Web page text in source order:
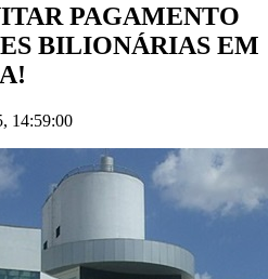
PAGAMENTO
BILIONÁRIAS EM
14:59:00